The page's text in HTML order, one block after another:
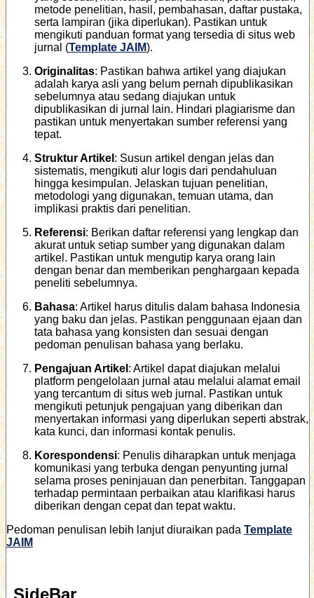
metode penelitian, hasil, pembahasan, daftar pustaka,
serta lampiran (jika diperlukan). Pastikan untuk
mengikuti panduan format yang tersedia di situs web
jurnal (Template JAIM).
Originalitas: Pastikan bahwa artikel yang diajukan
adalah karya asli yang belum pernah dipublikasikan
sebelumnya atau sedang diajukan untuk
dipublikasikan di jurnal lain. Hindari plagiarisme dan
pastikan untuk menyertakan sumber referensi yang
tepat.
Struktur Artikel : Susun artikel dengan jelas dan
sistematis, mengikuti alur logis dari pendahuluan
hingga kesimpulan. Jelaskan tujuan penelitian,
metodologi yang digunakan, temuan utama, dan
implikasi praktis dari penelitian.
Referensi: Berikan daftar referensi yang lengkap dan
akurat untuk setiap sumber yang digunakan dalam
artikel. Pastikan untuk mengutip karya orang lain
dengan benar dan memberikan penghargaan kepada
peneliti sebelumnya.
Bahasa: Artikel harus ditulis dalam bahasa Indonesia
yang baku dan jelas. Pastikan penggunaan ejaan dan
tata bahasa yang konsisten dan sesuai dengan
pedoman penulisan bahasa yang berlaku.
Pengajuan Artikel : Artikel dapat diajukan melalui
platform pengelolaan jurnal atau melalui alamat email
yang tercantum di situs web jurnal. Pastikan untuk
mengikuti petunjuk pengajuan yang diberikan dan
menyertakan informasi yang diperlukan seperti abstrak,
kata kunci, dan informasi kontak penulis.
Korespondensi: Penulis diharapkan untuk menjaga
komunikasi yang terbuka dengan penyunting jurnal
selama proses peninjauan dan penerbitan. Tanggapan
terhadap permintaan perbaikan atau klarifikasi harus
diberikan dengan cepat dan tepat waktu.
Pedoman penulisan lebih lanjut diuraikan pada Template
JAIM
SideBar